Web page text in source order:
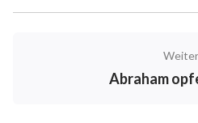
Zeit streift. Habt ihr ihn
nicht viel Aufmerksamkeit
bedeuten, dass Gott, als Er
Weiter
Abraham